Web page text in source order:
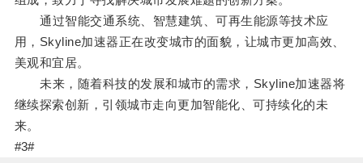
通过智能交通系统、智慧建筑、可再生能源等技术应
用，Skyline加速器正在改变城市的面貌，让城市更加高效、
美观和宜居。
未来，随着科技的发展和城市的需求，Skyline加速器将
继续探索创新，引领城市走向更加智能化、可持续化的未
来。
#3#